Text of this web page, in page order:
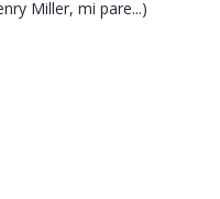
Miller, mi pare...)